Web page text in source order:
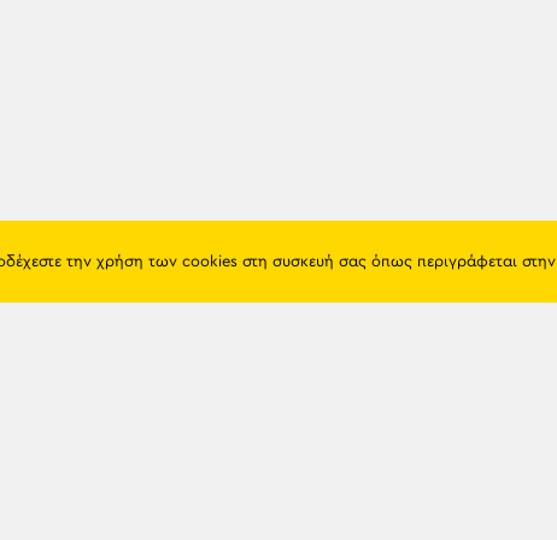
την χρήση των cookies στη συσκευή σας όπως περιγράφεται στην